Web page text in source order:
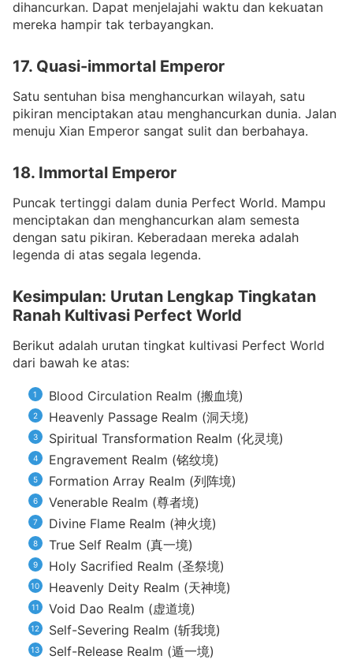
dihancurkan. Dapat menjelajahi waktu dan kekuatan
mereka hampir tak terbayangkan.
17. Quasi-immortal Emperor
Satu sentuhan bisa menghancurkan wilayah, satu
pikiran menciptakan atau menghancurkan dunia. Jalan
menuju Xian Emperor sangat sulit dan berbahaya.
18. Immortal Emperor
Puncak tertinggi dalam dunia Perfect World. Mampu
menciptakan dan menghancurkan alam semesta
dengan satu pikiran. Keberadaan mereka adalah
legenda di atas segala legenda.
Kesimpulan: Urutan Lengkap Tingkatan
Ranah Kultivasi Perfect World
Berikut adalah urutan tingkat kultivasi Perfect World
dari bawah ke atas:
Blood Circulation Realm (搬血境)
Heavenly Passage Realm (洞天境)
Spiritual Transformation Realm (化灵境)
Engravement Realm (铭纹境)
Formation Array Realm (列阵境)
Venerable Realm (尊者境)
Divine Flame Realm (神火境)
True Self Realm (真一境)
Holy Sacrified Realm (圣祭境)
Heavenly Deity Realm (天神境)
Void Dao Realm (虚道境)
Self-Severing Realm (斩我境)
Self-Release Realm (遁一境)